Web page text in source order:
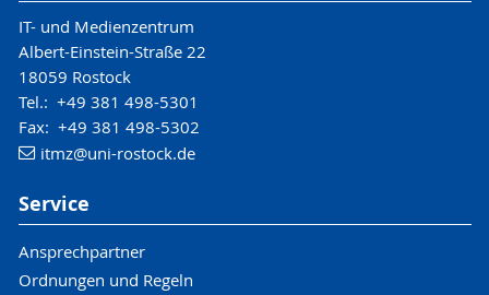
IT- und Medienzentrum
Albert-Einstein-Straße 22
18059 Rostock
Tel.: +49 381 498-5301
Fax: +49 381 498-5302
itmz@uni-rostock.de
Service
Ansprechpartner
Ordnungen und Regeln